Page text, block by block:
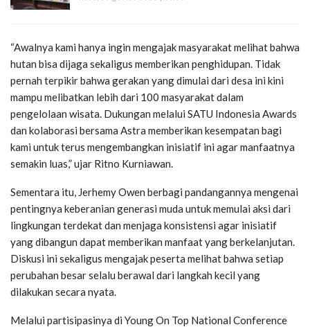
“Awalnya kami hanya ingin mengajak masyarakat melihat bahwa
hutan bisa dijaga sekaligus memberikan penghidupan. Tidak
pernah terpikir bahwa gerakan yang dimulai dari desa ini kini
mampu melibatkan lebih dari 100 masyarakat dalam
pengelolaan wisata. Dukungan melalui SATU Indonesia Awards
dan kolaborasi bersama Astra memberikan kesempatan bagi
kami untuk terus mengembangkan inisiatif ini agar manfaatnya
semakin luas,” ujar Ritno Kurniawan.
Sementara itu, Jerhemy Owen berbagi pandangannya mengenai
pentingnya keberanian generasi muda untuk memulai aksi dari
lingkungan terdekat dan menjaga konsistensi agar inisiatif
yang dibangun dapat memberikan manfaat yang berkelanjutan.
Diskusi ini sekaligus mengajak peserta melihat bahwa setiap
perubahan besar selalu berawal dari langkah kecil yang
dilakukan secara nyata.
Melalui partisipasinya di Young On Top National Conference